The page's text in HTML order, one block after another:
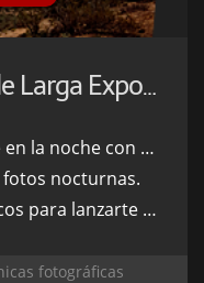
Fotografía Nocturna de Larga Exposición 2ª ed.
con tu cámara.
nocturnas.
Nocturna de Larga Exposición
fotográficas